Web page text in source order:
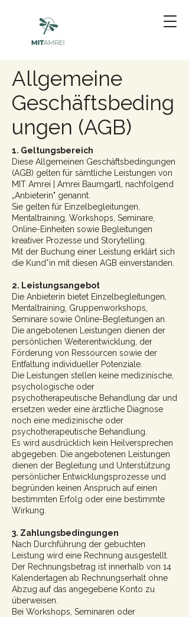
Allgemeine
Geschäftsbeding
ungen (AGB)
1. Geltungsbereich
Diese Allgemeinen Geschäftsbedingungen
(AGB) gelten für sämtliche Leistungen von
MIT Amrei | Amrei Baumgartl, nachfolgend
„Anbieterin" genannt.
Sie gelten für Einzelbegleitungen,
Mentaltraining, Workshops, Seminare,
Online-Einheiten sowie Begleitungen
kreativer Prozesse und Storytelling.
Mit der Buchung einer Leistung erklärt sich
die Kund*in mit diesen AGB einverstanden.
2. Leistungsangebot
Die Anbieterin bietet Einzelbegleitungen,
Mentaltraining, Gruppenworkshops,
Seminare sowie Online-Begleitungen an.
Die angebotenen Leistungen dienen der
persönlichen Weiterentwicklung, der
Förderung von Ressourcen sowie der
Entfaltung individueller Potenziale.
Die Leistungen stellen keine medizinische,
psychologische oder
psychotherapeutische Behandlung dar und
ersetzen weder eine ärztliche Diagnose
noch eine medizinische oder
psychotherapeutische Behandlung.
Es wird ausdrücklich kein Heilversprechen
abgegeben. Die angebotenen Leistungen
dienen der Begleitung und Unterstützung
persönlicher Entwicklungsprozesse und
begründen keinen Anspruch auf einen
bestimmten Erfolg oder eine bestimmte
Wirkung.
3. Zahlungsbedingungen
Nach Durchführung der gebuchten
Leistung wird eine Rechnung ausgestellt.
Der Rechnungsbetrag ist innerhalb von 14
Kalendertagen ab Rechnungserhalt ohne
Abzug auf das angegebene Konto zu
überweisen.
Bei Workshops, Seminaren oder